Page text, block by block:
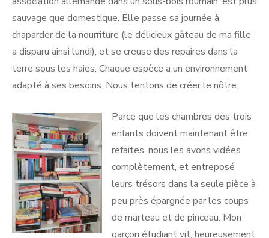
sauvage que domestique. Elle passe sa journée à
chaparder de la nourriture (le délicieux gâteau de ma fille
a disparu ainsi lundi), et se creuse des repaires dans la
terre sous les haies. Chaque espèce a un environnement
adapté à ses besoins. Nous tentons de créer le nôtre.
Parce que les chambres des trois
enfants doivent maintenant être
refaites, nous les avons vidées
complètement, et entreposé
leurs trésors dans la seule pièce à
peu près épargnée par les coups
de marteau et de pinceau. Mon
garçon étudiant vit, heureusement